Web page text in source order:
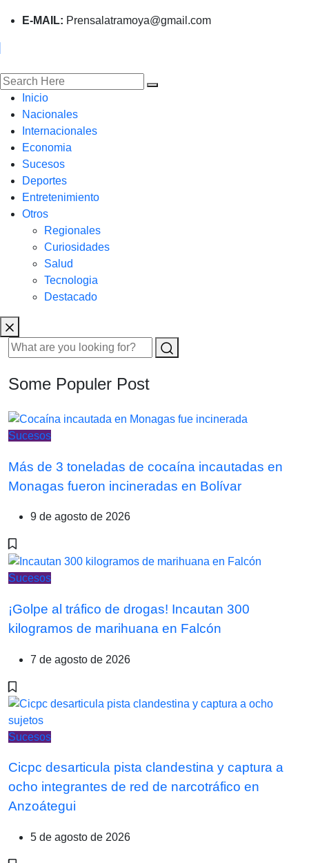
E-MAIL: Prensalatramoya@gmail.com
Inicio
Nacionales
Internacionales
Economia
Sucesos
Deportes
Entretenimiento
Otros
Regionales
Curiosidades
Salud
Tecnologia
Destacado
Some Populer Post
Sucesos
Más de 3 toneladas de cocaína incautadas en
Monagas fueron incineradas en Bolívar
9 de agosto de 2026
Sucesos
¡Golpe al tráfico de drogas! Incautan 300
kilogramos de marihuana en Falcón
7 de agosto de 2026
Sucesos
Cicpc desarticula pista clandestina y captura a
ocho integrantes de red de narcotráfico en
Anzoátegui
5 de agosto de 2026